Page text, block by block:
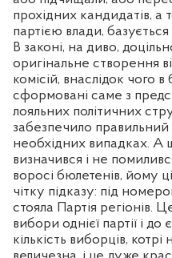
прохідних кандидатів, а
партією влади,
В законі, на диво,
оригінальне створення
комісій, внаслідок чого
сформовані саме з
лояльних політичних
забезпечило правильний
необхідних випадках. А
визначився і не
воросі бюлетенів, йому
чітку підказу: під
стояла Партія регіонів.
вибори однієї партії і
кількість виборців,